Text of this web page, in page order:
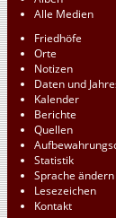
Alle Medien
Friedhöfe
Orte
Notizen
Daten und
Kalender
Berichte
Quellen
Statistik
Sprache ändern
Lesezeichen
Kontakt